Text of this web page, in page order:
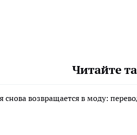
Читайте
снова возвращается в моду: